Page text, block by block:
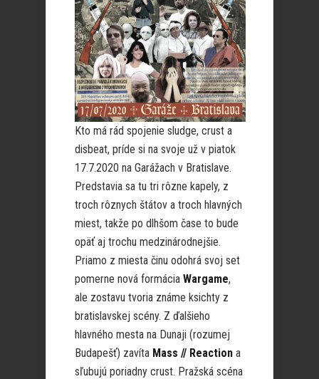
Kto má rád spojenie sludge, crust a
disbeat, príde si na svoje už v piatok
17.7.2020 na Garážach v Bratislave.
Predstavia sa tu tri rôzne kapely, z
troch rôznych štátov a troch hlavných
miest, takže po dlhšom čase to bude
opäť aj trochu medzinárodnejšie.
Priamo z miesta činu odohrá svoj set
pomerne nová formácia Wargame,
ale zostavu tvoria známe ksichty z
bratislavskej scény. Z ďalšieho
hlavného mesta na Dunaji (rozumej
Budapešť) zavíta Mass // Reaction a
sľubujú poriadny crust. Pražská scéna